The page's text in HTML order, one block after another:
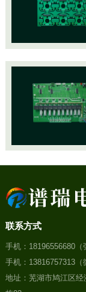
联系方式
手机：18196556680（
手机：13816757313（
手机：13816757313（
地址：芜湖市鸠江区